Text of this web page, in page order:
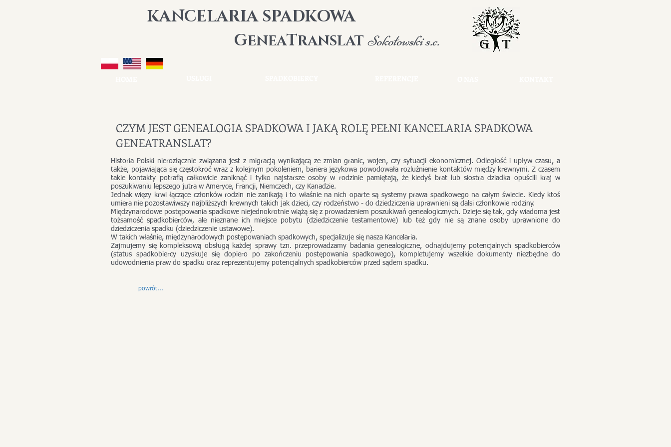
KANCELARIA SPADKOWA
GENEATRANSLAT Sokołowski s.c.
CZYM JEST GENEALOGIA SPADKOWA I JAKĄ ROLĘ PEŁNI KANCELARIA SPADKOWA
GENEATRANSLAT?
Historia Polski nierozłącznie związana jest z migracją wynikającą ze zmian granic, wojen, czy sytuacji ekonomicznej. Odległość i upływ czasu, a
także, pojawiająca się częstokroć wraz z kolejnym pokoleniem, bariera językowa powodowała rozluźnienie kontaktów między krewnymi. Z czasem
takie kontakty potrafią całkowicie zaniknąć i tylko najstarsze osoby w rodzinie pamiętają, że kiedyś brat lub siostra dziadka opuścili kraj w
poszukiwaniu lepszego jutra w Ameryce, Francji, Niemczech, czy Kanadzie.
Jednak więzy krwi łączące członków rodzin nie zanikają i to właśnie na nich oparte są systemy prawa spadkowego na całym świecie. Kiedy ktoś
umiera nie pozostawiwszy najbliższych krewnych takich jak dzieci, czy rodzeństwo - do dziedziczenia uprawnieni są dalsi członkowie rodziny.
Międzynarodowe postępowania spadkowe niejednokrotnie wiążą się z prowadzeniem poszukiwań genealogicznych. Dzieje się tak, gdy wiadoma jest
tożsamość spadkobierców, ale nieznane ich miejsce pobytu (dziedziczenie testamentowe) lub też gdy nie są znane osoby uprawnione do
dziedziczenia spadku (dziedziczenie ustawowe).
W takich właśnie, międzynarodowych postępowaniach spadkowych, specjalizuje się nasza Kancelaria.
Zajmujemy się kompleksową obsługą każdej sprawy tzn. przeprowadzamy badania genealogiczne, odnajdujemy potencjalnych spadkobierców
(status spadkobiercy uzyskuje się dopiero po zakończeniu postępowania spadkowego), kompletujemy wszelkie dokumenty niezbędne do
udowodnienia praw do spadku oraz reprezentujemy potencjalnych spadkobierców przed sądem spadku.
powrót...